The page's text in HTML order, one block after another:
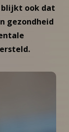
blijkt ook dat
gezondheid